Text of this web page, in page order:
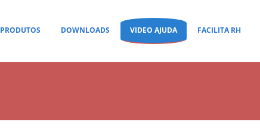
PRODUTOS DOWNLOADS VIDEO AJUDA FACILITA RH